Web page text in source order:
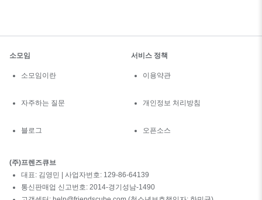
소모임
소모임이란
자주하는 질문
블로그
서비스 정책
이용약관
개인정보 처리방침
오픈소스
(주)프렌즈큐브
대표: 김영민 | 사업자번호: 129-86-64139
통신판매업 신고번호: 2014-경기성남-1490